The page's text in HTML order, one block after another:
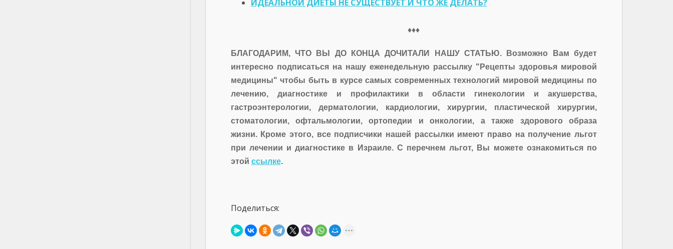
ИДЕАЛЬНОЙ ДИЕТЫ НЕ СУЩЕСТВУЕТ И ЧТО ЖЕ ДЕЛАТЬ?
♦♦♦
БЛАГОДАРИМ, ЧТО ВЫ ДО КОНЦА ДОЧИТАЛИ НАШУ СТАТЬЮ. Возможно Вам будет
интересно подписаться на нашу еженедельную рассылку "Рецепты здоровья мировой
медицины" чтобы быть в курсе самых современных технологий мировой медицины по
лечению, диагностике и профилактики в области гинекологии и акушерства,
гастроэнтерологии, дерматологии, кардиологии, хирургии, пластической хирургии,
стоматологии, офтальмологии, ортопедии и онкологии, а также здорового образа
жизни. Кроме этого, все подписчики нашей рассылки имеют право на получение льгот
при лечении и диагностике в Израиле. С перечнем льгот, Вы можете ознакомиться по
этой ссылке.
Поделиться: